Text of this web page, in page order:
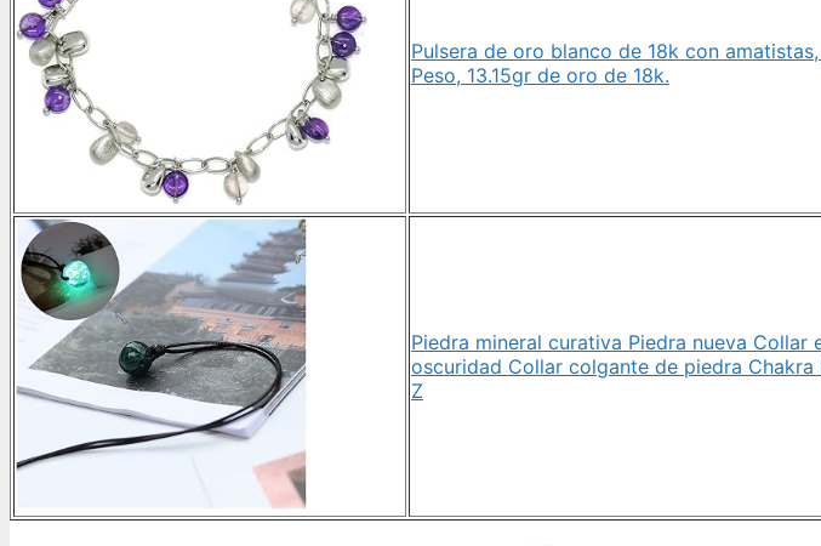
Pulsera de oro blanco de 18k con
Peso, 13.15gr de oro de 18k.
Piedra mineral curativa Piedra nueva
oscuridad Collar colgante de piedra
Z